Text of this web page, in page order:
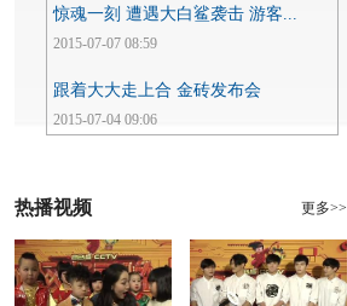
惊魂一刻 遭遇大白鲨袭击 游客...
2015-07-07 08:59
跟着大大走上合 金砖发布会
2015-07-04 09:06
热播视频 更多>>